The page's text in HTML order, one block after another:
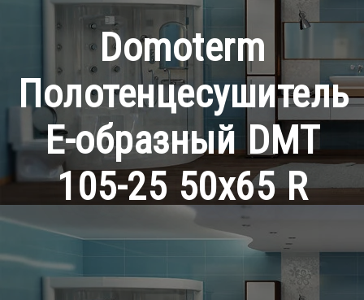
Domoterm
Полотенцесушитель
Е-образный DMT
105-25 50х65 R